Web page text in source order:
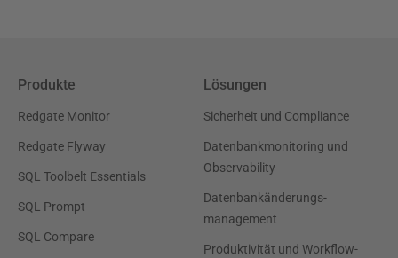
Produkte
Redgate Monitor
Redgate Flyway
SQL Toolbelt Essentials
SQL Prompt
SQL Compare
Lösungen
Sicherheit und Compliance
Datenbankmonitoring und
Observability
Datenbankänderungs-
management
Produktivität und Workflow-